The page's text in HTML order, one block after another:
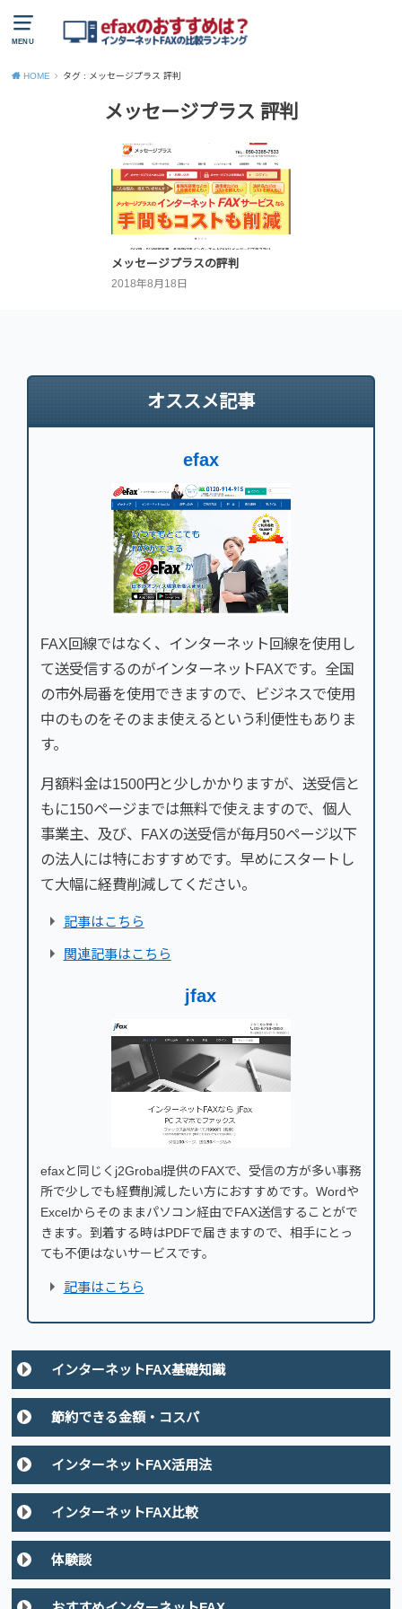
MENU
HOME タグ : メッセージプラス 評判
メッセージプラス 評判
メッセージプラスの評判
2018年8月18日
オススメ記事
efax
FAX回線ではなく、インターネット回線を使用し
て送受信するのがインターネットFAXです。全国
の市外局番を使用できますので、ビジネスで使用
中のものをそのまま使えるという利便性もありま
す。
月額料金は1500円と少しかかりますが、送受信と
もに150ページまでは無料で使えますので、個人
事業主、及び、FAXの送受信が毎月50ページ以下
の法人には特におすすめです。早めにスタートし
て大幅に経費削減してください。
記事はこちら
関連記事はこちら
jfax
efaxと同じくj2Grobal提供のFAXで、受信の方が多い事務
所で少しでも経費削減したい方におすすめです。Wordや
Excelからそのままパソコン経由でFAX送信することがで
きます。到着する時はPDFで届きますので、相手にとっ
ても不便はないサービスです。
記事はこちら
インターネットFAX基礎知識
節約できる金額・コスパ
インターネットFAX活用法
インターネットFAX比較
体験談